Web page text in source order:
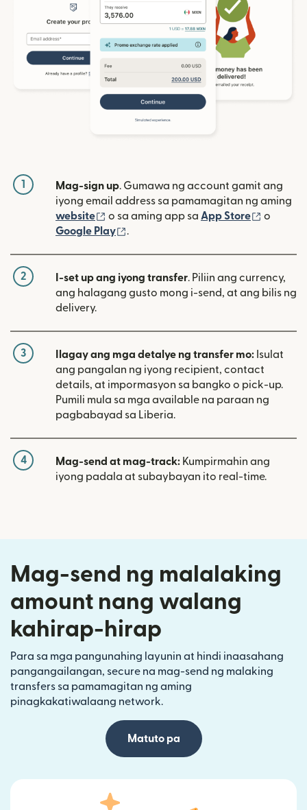
1 Mag-sign up. Gumawa ng account gamit ang
iyong email address sa pamamagitan ng aming
website
(bubukas sa bagong window)
o sa aming app sa App Store
o
Google Play
.
2 I-set up ang iyong transfer. Piliin ang currency,
ang halagang gusto mong i-send, at ang bilis ng
delivery.
3 Ilagay ang mga detalye ng transfer mo: Isulat
ang pangalan ng iyong recipient, contact
details, at impormasyon sa bangko o pick-up.
Pumili mula sa mga available na paraan ng
pagbabayad sa Liberia.
4 Mag-send at mag-track: Kumpirmahin ang
iyong padala at subaybayan ito real-time.
Mag-send ng malalaking
amount nang walang
kahirap-hirap
Para sa mga pangunahing layunin at hindi inaasahang
pangangailangan, secure na mag-send ng malaking
transfers sa pamamagitan ng aming
pinagkakatiwalaang network.
Matuto pa